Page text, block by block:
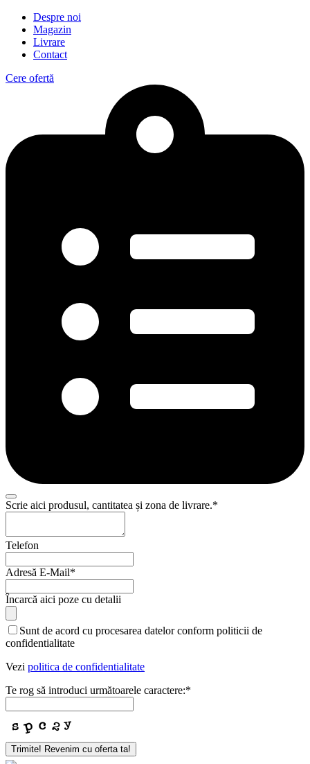
Despre noi
Magazin
Livrare
Contact
Cere ofertă
Company
Scrie aici produsul, cantitatea și zona de livrare.*
Telefon
Adresă E-Mail*
Încarcă aici poze cu detalii
Sunt de acord cu procesarea datelor conform politicii de
confidentialitate
Vezi politica de confidentialitate
Te rog să introduci următoarele caractere:*
Trimite! Revenim cu oferta ta!